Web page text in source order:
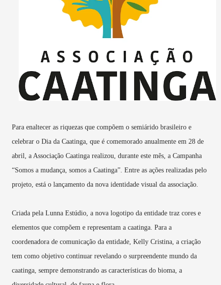
Para enaltecer as riquezas que compõem o semiárido brasileiro e
celebrar o Dia da Caatinga, que é comemorado anualmente em 28 de
abril, a Associação Caatinga realizou, durante este mês, a Campanha
“Somos a mudança, somos a Caatinga”. Entre as ações realizadas pelo
projeto, está o lançamento da nova identidade visual da associação.
Criada pela Lunna Estúdio, a nova logotipo da entidade traz cores e
elementos que compõem e representam a caatinga. Para a
coordenadora de comunicação da entidade, Kelly Cristina, a criação
tem como objetivo continuar revelando o surpreendente mundo da
caatinga, sempre demonstrando as características do bioma, a